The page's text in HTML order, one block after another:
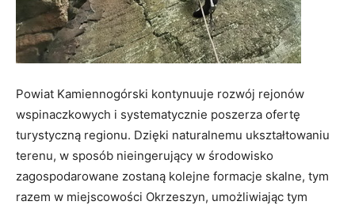
Powiat Kamiennogórski kontynuuje rozwój rejonów
wspinaczkowych i systematycznie poszerza ofertę
turystyczną regionu. Dzięki naturalnemu ukształtowaniu
terenu, w sposób nieingerujący w środowisko
zagospodarowane zostaną kolejne formacje skalne, tym
razem w miejscowości Okrzeszyn, umożliwiając tym